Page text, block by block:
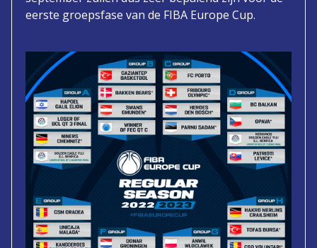
eerste groepsfase van de FIBA Europe Cup.